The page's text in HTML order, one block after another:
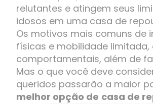
relutantes e atingem seus
idosos em uma casa de
Os motivos mais comuns de
físicas e mobilidade
comportamentais, além de
Mas o que você deve
queridos passarão a maior
melhor opção de casa de